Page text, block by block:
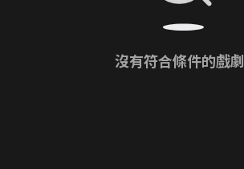
沒有符合條件的戲劇